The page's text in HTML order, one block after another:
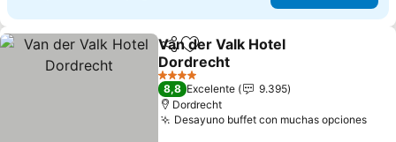
CompartirAgregar a favoritos
Van der Valk Hotel
Dordrecht
Ver precios
4 Estrellas
8,8 Excelente
9.395
Dordrecht
Desayuno buffet con muchas opcionesVer